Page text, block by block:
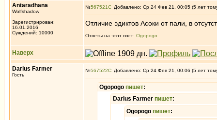
Antaradhana
Wolfshadow
Зарегистрирован:
16.01.2016
Суждений: 10000
№567521 Добавлено: Ср 24 Фев 21, 00:05 (5 лет
Отличие эдиктов Асоки от пали, в
Ответы на этот пост: Ogopogo
Наверх
Darius Farmer
Гость
№567522 Добавлено: Ср 24 Фев 21, 00:06 (5 лет
Ogopogo пишет:
Darius Farmer пишет:
Ogopogo пишет: